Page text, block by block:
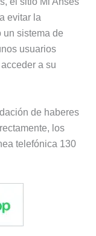
evitar la
un sistema de
usuarios
a su
de haberes
los
telefónica 130